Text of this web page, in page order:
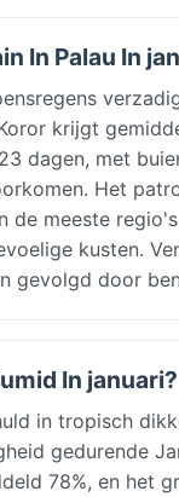
In Palau In
krijgt
dagen, met
Het
de meeste
kusten.
gevolgd door
In januari?
in tropisch
gedurende
78%, en het